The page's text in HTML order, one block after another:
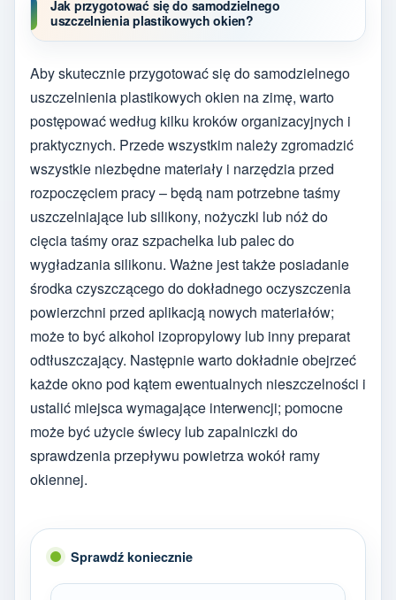
Jak przygotować się do samodzielnego
uszczelnienia plastikowych okien?
Aby skutecznie przygotować się do samodzielnego
uszczelnienia plastikowych okien na zimę, warto
postępować według kilku kroków organizacyjnych i
praktycznych. Przede wszystkim należy zgromadzić
wszystkie niezbędne materiały i narzędzia przed
rozpoczęciem pracy – będą nam potrzebne taśmy
uszczelniające lub silikony, nożyczki lub nóż do
cięcia taśmy oraz szpachelka lub palec do
wygładzania silikonu. Ważne jest także posiadanie
środka czyszczącego do dokładnego oczyszczenia
powierzchni przed aplikacją nowych materiałów;
może to być alkohol izopropylowy lub inny preparat
odtłuszczający. Następnie warto dokładnie obejrzeć
każde okno pod kątem ewentualnych nieszczelności i
ustalić miejsca wymagające interwencji; pomocne
może być użycie świecy lub zapalniczki do
sprawdzenia przepływu powietrza wokół ramy
okiennej.
Sprawdź koniecznie